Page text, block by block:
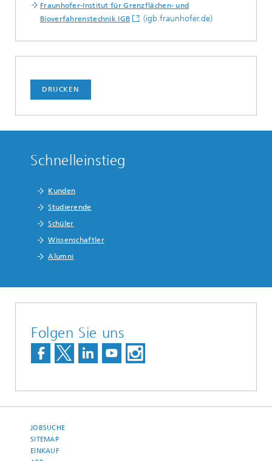
Fraunhofer-Institut für Grenzflächen- und
Bioverfahrenstechnik IGB
(igb.fraunhofer.de)
DRUCKEN
Schnelleinstieg
Kunden
Studierende
Schüler
Wissenschaftler
Alumni
Folgen Sie uns
JOBSUCHE
SITEMAP
EINKAUF